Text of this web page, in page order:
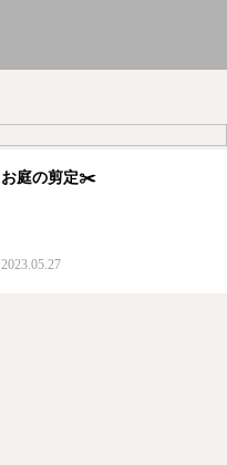
お庭の剪定✂️
2023.05.27